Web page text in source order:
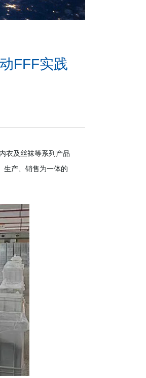
FFF实践
衣及丝袜等系列产品
生产、销售为一体的